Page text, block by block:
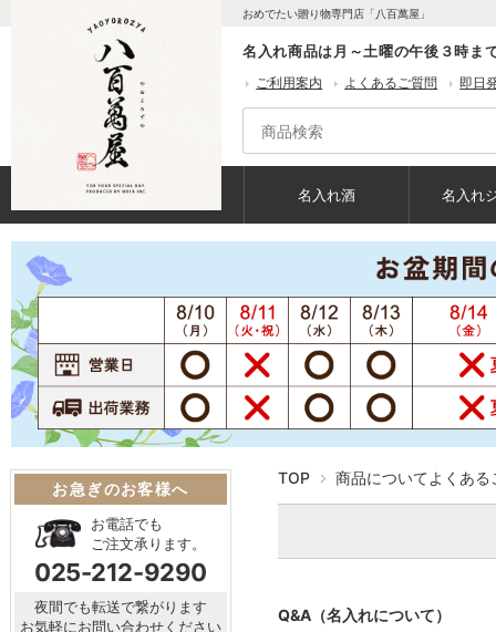
おめでたい贈り物専門店「八百萬屋」
名入れ商品は月～土曜の午後３時ま
ご利用案内 よくあるご質問 即日
名入れ酒 名入れ
TOP 商品についてよくある
Q&A（名入れについて）
お急ぎのお客様へ
お電話でも
ご注文承ります。
025-212-9290
夜間でも転送で繋がります
お気軽にお問い合わせください